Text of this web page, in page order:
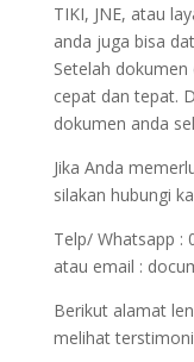
TIKI, JNE, atau
anda juga bisa
Setelah
cepat dan tepat.
dokumen anda
Jika Anda
silakan hubungi
Telp/ Whatsapp :
atau email :
Berikut alamat
melihat